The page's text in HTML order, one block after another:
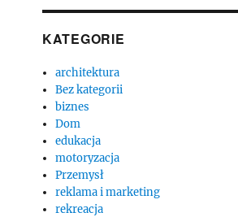
KATEGORIE
architektura
Bez kategorii
biznes
Dom
edukacja
motoryzacja
Przemysł
reklama i marketing
rekreacja